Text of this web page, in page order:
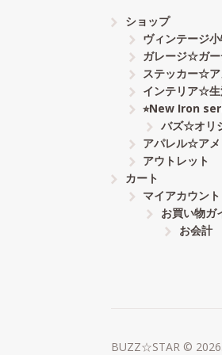
ショップ
ヴィンテージ
ガレージ☆ガ
ステッカー☆
インテリア☆
⭐︎New Iron
バズ☆オリ
アパレル☆ア
アウトレット
カート
マイアカウント
お買い物ガ
お会計
BUZZ☆STAR ©